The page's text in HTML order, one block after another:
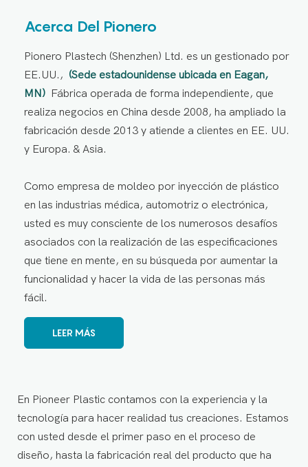
Acerca Del Pionero
Pionero Plastech (Shenzhen) Ltd. es un gestionado por
EE.UU., (Sede estadounidense ubicada en Eagan,
MN) Fábrica operada de forma independiente, que
realiza negocios en China desde 2008, ha ampliado la
fabricación desde 2013 y atiende a clientes en EE. UU.
y Europa. & Asia.
Como empresa de moldeo por inyección de plástico
en las industrias médica, automotriz o electrónica,
usted es muy consciente de los numerosos desafíos
asociados con la realización de las especificaciones
que tiene en mente, en su búsqueda por aumentar la
funcionalidad y hacer la vida de las personas más
fácil.
LEER MÁS
En Pioneer Plastic contamos con la experiencia y la
tecnología para hacer realidad tus creaciones. Estamos
con usted desde el primer paso en el proceso de
diseño, hasta la fabricación real del producto que ha